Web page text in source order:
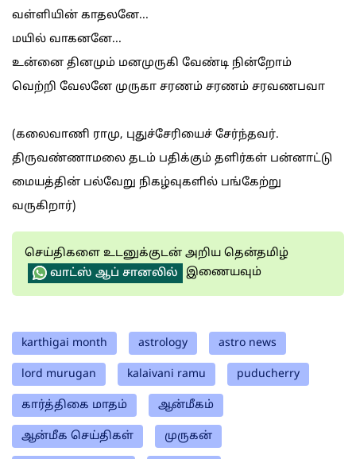
வள்ளியின் காதலனே...
மயில் வாகனனே...
உன்னை தினமும் மனமுருகி வேண்டி நின்றோம்
வெற்றி வேலனே முருகா சரணம் சரணம் சரவணபவா
(கலைவாணி ராமு, புதுச்சேரியைச் சேர்ந்தவர்.
திருவண்ணாமலை தடம் பதிக்கும் தளிர்கள் பன்னாட்டு
மையத்தின் பல்வேறு நிகழ்வுகளில் பங்கேற்று
வருகிறார்)
செய்திகளை உடனுக்குடன் அறிய தென்தமிழ்
வாட்ஸ் ஆப் சானலில்
இணையவும்
karthigai month astrology astro news
lord murugan kalaivani ramu puducherry
கார்த்திகை மாதம் ஆன்மீகம்
ஆன்மீக செய்திகள் முருகன்